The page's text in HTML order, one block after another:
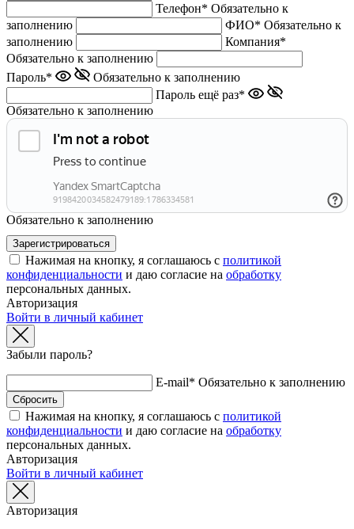
Телефон* Обязательно к
заполнению
ФИО* Обязательно к
заполнению
Компания*
Обязательно к заполнению
Пароль*
Обязательно к заполнению
Пароль ещё раз*
Обязательно к заполнению
Обязательно к заполнению
Нажимая на кнопку, я соглашаюсь с политикой
конфиденциальности и даю согласие на обработку
персональных данных.
Авторизация
Войти в личный кабинет
Забыли пароль?
E-mail* Обязательно к заполнению
Нажимая на кнопку, я соглашаюсь с политикой
конфиденциальности и даю согласие на обработку
персональных данных.
Авторизация
Войти в личный кабинет
Авторизация